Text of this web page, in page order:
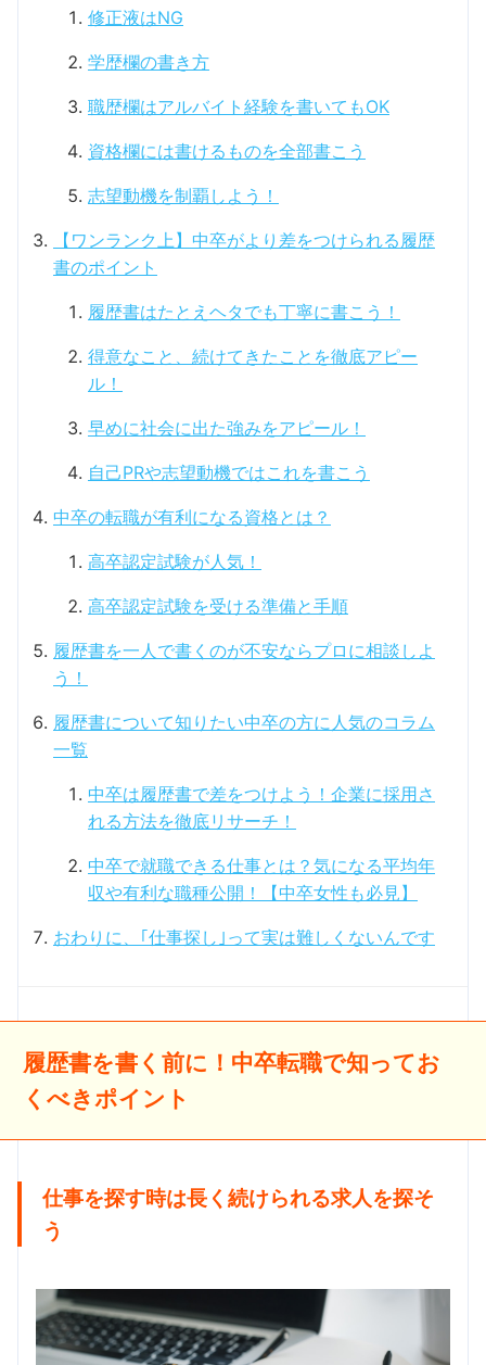
修正液はNG
学歴欄の書き方
職歴欄はアルバイト経験を書いてもOK
資格欄には書けるものを全部書こう
志望動機を制覇しよう！
【ワンランク上】中卒がより差をつけられる履歴
書のポイント
履歴書はたとえヘタでも丁寧に書こう！
得意なこと、続けてきたことを徹底アピー
ル！
早めに社会に出た強みをアピール！
自己PRや志望動機ではこれを書こう
中卒の転職が有利になる資格とは？
高卒認定試験が人気！
高卒認定試験を受ける準備と手順
履歴書を一人で書くのが不安ならプロに相談しよ
う！
履歴書について知りたい中卒の方に人気のコラム
一覧
中卒は履歴書で差をつけよう！企業に採用さ
れる方法を徹底リサーチ！
中卒で就職できる仕事とは？気になる平均年
収や有利な職種公開！【中卒女性も必見】
おわりに、｢仕事探し｣って実は難しくないんです
履歴書を書く前に！中卒転職で知ってお
くべきポイント
仕事を探す時は長く続けられる求人を探そ
う